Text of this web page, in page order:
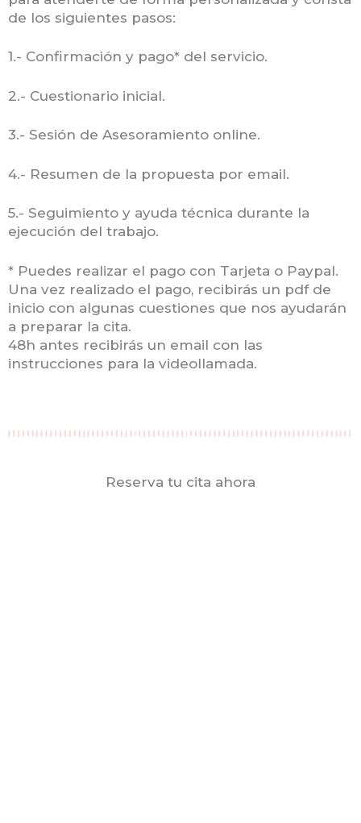
de los siguientes pasos:
1.- Confirmación y pago* del servicio.
2.- Cuestionario inicial.
3.- Sesión de Asesoramiento online.
4.- Resumen de la propuesta por email.
5.- Seguimiento y ayuda técnica durante la
ejecución del trabajo.
* Puedes realizar el pago con Tarjeta o Paypal.
Una vez realizado el pago, recibirás un pdf de
inicio con algunas cuestiones que nos ayudarán
a preparar la cita.
48h antes recibirás un email con las
instrucciones para la videollamada.
Reserva tu cita ahora